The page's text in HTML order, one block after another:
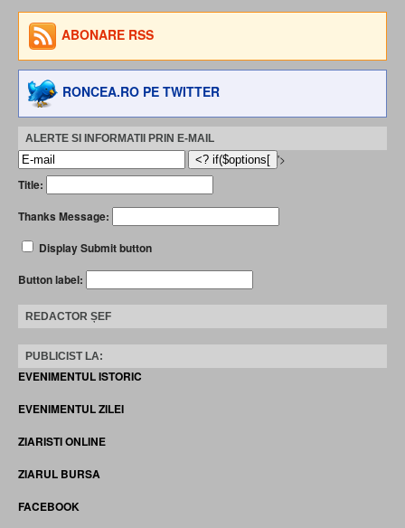
ABONARE RSS
RONCEA.RO PE TWITTER
ALERTE SI INFORMATII PRIN E-MAIL
'>
Title:
Thanks Message:
Display Submit button
Button label:
REDACTOR ȘEF
PUBLICIST LA:
EVENIMENTUL ISTORIC
EVENIMENTUL ZILEI
ZIARISTI ONLINE
ZIARUL BURSA
FACEBOOK